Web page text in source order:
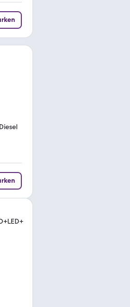
Diesel